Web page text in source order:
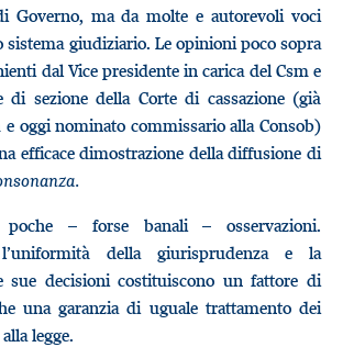
Governo, ma da molte e autorevoli voci
sistema giudiziario. Le opinioni poco sopra
dal Vice presidente in carica del Csm e
di sezione della Corte di cassazione (già
oggi nominato commissario alla Consob)
efficace dimostrazione della diffusione di
– forse banali – osservazioni.
della giurisprudenza e la
sue decisioni costituiscono un fattore di
una garanzia di uguale trattamento dei
legge.